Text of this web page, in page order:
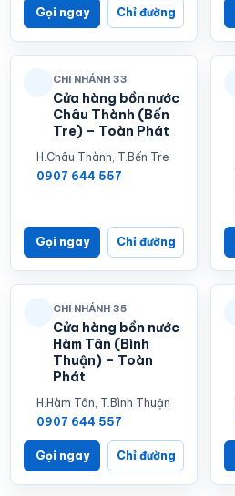
Gọi ngay Chỉ đường
CHI NHÁNH 33
Cửa hàng bồn nước
Châu Thành (Bến
Tre) – Toàn Phát
H.Châu Thành, T.Bến Tre
0907 644 557
Gọi ngay Chỉ đường
CHI NHÁNH 35
Cửa hàng bồn nước
Hàm Tân (Bình
Thuận) – Toàn
Phát
H.Hàm Tân, T.Bình Thuận
0907 644 557
Gọi ngay Chỉ đường